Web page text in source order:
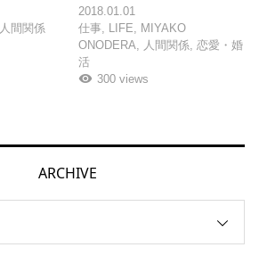
人間関係
2018.01.01
仕事, LIFE, MIYAKO
ONODERA, 人間関係,恋愛・婚
活
300 views
ARCHIVE